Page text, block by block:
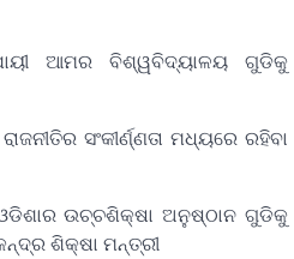
ଆମର ବିଶ୍ୱବିଦ୍ୟାଳୟ ଗୁଡିକୁ
ସଂକୀର୍ଣ୍ଣତା ମଧ୍ୟରେ ରହିବା
ଉଚ୍ଚଶିକ୍ଷା ଅନୁଷ୍ଠାନ ଗୁଡିକୁ
ଶିକ୍ଷା ମନ୍ତ୍ରୀ